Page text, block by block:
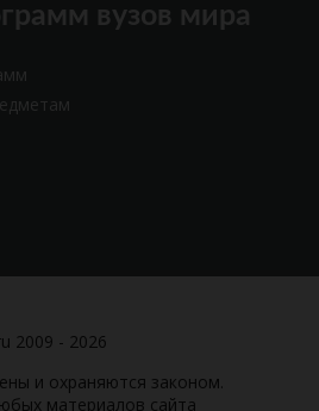
вузов мира
2009 - 2026
и охраняются законом.
материалов сайта